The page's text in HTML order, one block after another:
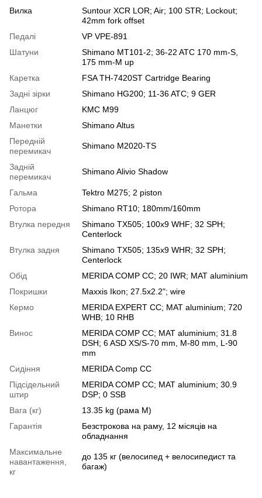
Вилка
Suntour XCR LOR; Air; 100 STR; Lockout;
42mm fork offset
Педалі
VP VPE-891
Шатуни
Shimano MT101-2; 36-22 ATC 170 mm-S,
175 mm-M up
Каретка
FSA TH-7420ST Cartridge Bearing
Задні зірки
Shimano HG200; 11-36 ATC; 9 GER
Ланцюг
KMC M99
Манетки
Shimano Altus
Передній
перемикач
Shimano M2020-TS
Задній
перемикач
Shimano Alivio Shadow
Гальма
Tektro M275; 2 piston
Ротора
Shimano RT10; 180mm/160mm
Втулка передня
Shimano TX505; 100x9 WHF; 32 SPH;
Centerlock
Втулка задня
Shimano TX505; 135x9 WHR; 32 SPH;
Centerlock
Обід
MERIDA COMP CC; 20 IWR; MAT aluminium
Покришки
Maxxis Ikon; 27.5x2.2"; wire
Кермо
MERIDA EXPERT CC; MAT aluminium; 720
WHB; 10 RHB
Винос
MERIDA COMP CC; MAT aluminium; 31.8
DSH; 6 ASD XS/S-70 mm, M-80 mm, L-90
mm
Сидіння
MERIDA Comp CC
Підсідельний
штир
MERIDA COMP CC; MAT aluminium; 30.9
DSP; 0 SSB
Вага (кг)
13.35 kg (рама M)
Гарантія
Безстрокова на раму, 12 місяців на
обладнання
Максимальне
навантаження,
кг
до 135 кг (велосипед + велосипедист та
багаж)